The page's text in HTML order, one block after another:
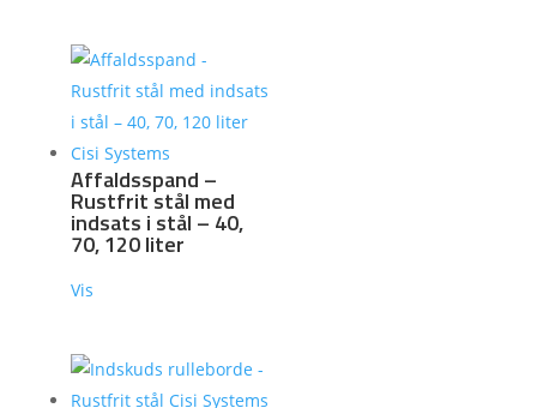
Affaldsspand –
Rustfrit stål med
indsats i stål – 40,
70, 120 liter
Vis